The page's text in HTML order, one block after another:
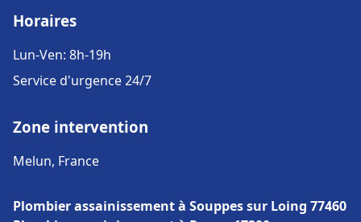
Horaires
Lun-Ven: 8h-19h
Service d'urgence 24/7
Zone intervention
Melun, France
Plombier assainissement à Souppes sur Loing 77460